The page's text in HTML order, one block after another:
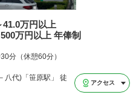
41.0万円以上
万円以上 年俸制
分（休憩60分）
八代)「笹原駅」 徒
アクセス